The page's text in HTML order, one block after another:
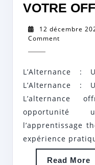
VOTRE
12 décembre
Comment
L’Alternance :
L’Alternance :
L’alternance
opportunité
l’apprentissage
expérience
Read More